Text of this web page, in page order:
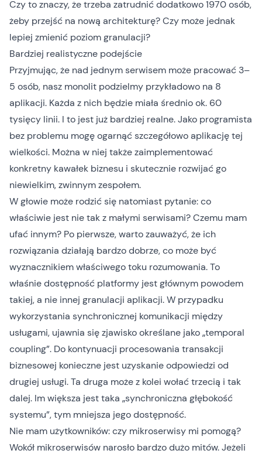
Czy to znaczy, że trzeba zatrudnić dodatkowo 1970 osób,
żeby przejść na nową architekturę? Czy może jednak
lepiej zmienić poziom granulacji?
Bardziej realistyczne podejście
Przyjmując, że nad jednym serwisem może pracować 3–
5 osób, nasz monolit podzielmy przykładowo na 8
aplikacji. Każda z nich będzie miała średnio ok. 60
tysięcy linii. I to jest już bardziej realne. Jako programista
bez problemu mogę ogarnąć szczegółowo aplikację tej
wielkości. Można w niej także zaimplementować
konkretny kawałek biznesu i skutecznie rozwijać go
niewielkim, zwinnym zespołem.
W głowie może rodzić się natomiast pytanie: co
właściwie jest nie tak z małymi serwisami? Czemu mam
ufać innym? Po pierwsze, warto zauważyć, że ich
rozwiązania działają bardzo dobrze, co może być
wyznacznikiem właściwego toku rozumowania. To
właśnie dostępność platformy jest głównym powodem
takiej, a nie innej granulacji aplikacji. W przypadku
wykorzystania synchronicznej komunikacji między
usługami, ujawnia się zjawisko określane jako „temporal
coupling”. Do kontynuacji procesowania transakcji
biznesowej konieczne jest uzyskanie odpowiedzi od
drugiej usługi. Ta druga może z kolei wołać trzecią i tak
dalej. Im większa jest taka „synchroniczna głębokość
systemu”, tym mniejsza jego dostępność.
Nie mam użytkowników: czy mikroserwisy mi pomogą?
Wokół mikroserwisów narosło bardzo dużo mitów. Jeżeli